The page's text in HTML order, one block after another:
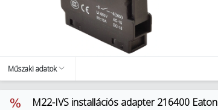
Műszaki adatok
M22-IVS installációs adapter 216400 Eaton